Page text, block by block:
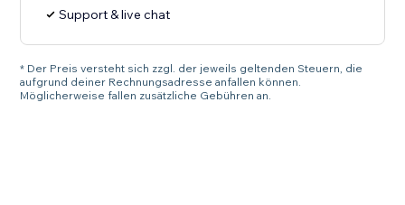
Support & live chat
* Der Preis versteht sich zzgl. der jeweils geltenden Steuern, die
aufgrund deiner Rechnungsadresse anfallen können.
Möglicherweise fallen zusätzliche Gebühren an.